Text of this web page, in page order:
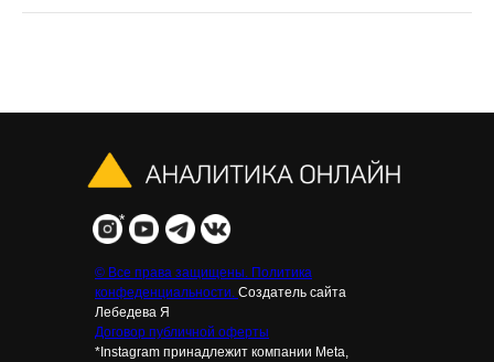
*
© Все права защищены. Политика
конфеденциальности. Создатель сайта
Лебедева Я
Договор публичной оферты
*Instagram принадлежит компании Meta,